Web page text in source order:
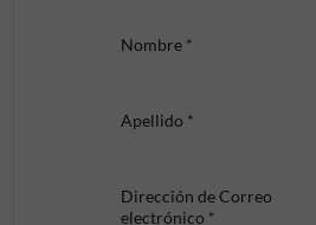
Nombre *
Apellido *
Dirección de Correo
electrónico *